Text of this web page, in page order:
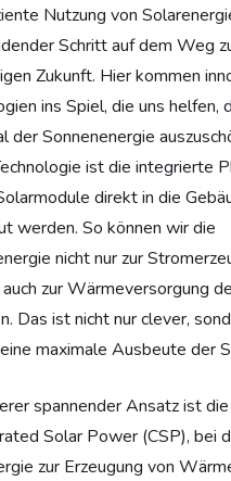
Nutzung von
Schritt auf dem Weg
Zukunft. Hier kommen
ins Spiel, die uns helfen,
der Sonnenenergie
ist die integrierte
direkt in die
werden. So können wir die
nicht nur zur
zur Wärmeversorgung
Das ist nicht nur clever,
maximale Ausbeute der
spannender Ansatz ist die
Solar Power (CSP), bei
zur Erzeugung von